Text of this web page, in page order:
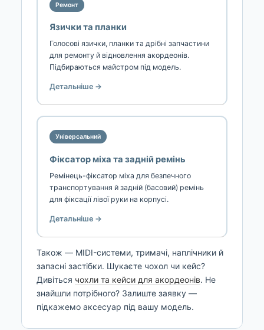
Ремонт
Язички та планки
Голосові язички, планки та дрібні запчастини
для ремонту й відновлення акордеонів.
Підбираються майстром під модель.
Детальніше →
Універсальний
Фіксатор міха та задній ремінь
Ремінець-фіксатор міха для безпечного
транспортування й задній (басовий) ремінь
для фіксації лівої руки на корпусі.
Детальніше →
Також — MIDI-системи, тримачі, наплічники й
запасні застібки. Шукаєте чохол чи кейс?
Дивіться чохли та кейси для акордеонів. Не
знайшли потрібного? Залиште заявку —
підкажемо аксесуар під вашу модель.